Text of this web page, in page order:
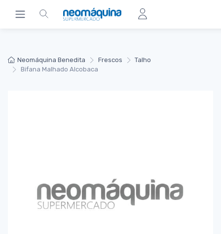
Neomáquina Benedita Frescos
Talho
Bifana Malhado Alcobaca